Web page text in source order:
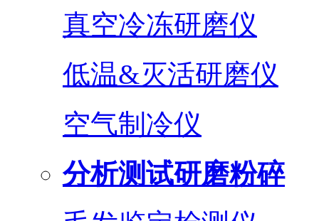
真空冷冻研磨仪
低温&灭活研磨仪
空气制冷仪
分析测试研磨粉碎